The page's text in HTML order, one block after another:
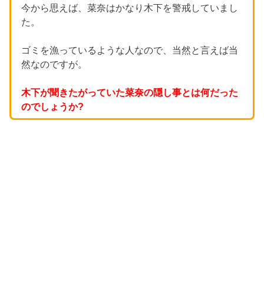
今から思えば、菜奈はかなり木下を警戒していまし
た。
ゴミを漁っているような人なので、当然と言えば当
然なのですが。
木下が聞きたがっていた菜奈の隠し事とは何だった
のでしょうか?